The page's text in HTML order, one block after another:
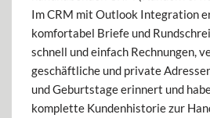
Im CRM mit Outlook Integration
komfortabel Briefe und
schnell und einfach Rechnungen,
geschäftliche und private
und Geburtstage erinnert und
komplette Kundenhistorie zur